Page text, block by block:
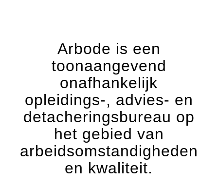
Arbode is een
toonaangevend
onafhankelijk
opleidings-, advies- en
detacheringsbureau op
het gebied van
arbeidsomstandigheden
en kwaliteit.